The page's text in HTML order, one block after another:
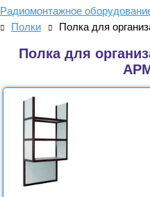
Радиомонтажное
Полки
Полка для
Полка для